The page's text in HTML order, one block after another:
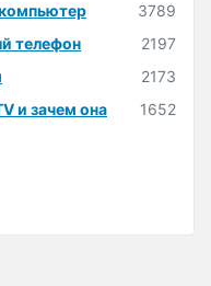
3789
телефон
2197
2173
и зачем она
1652